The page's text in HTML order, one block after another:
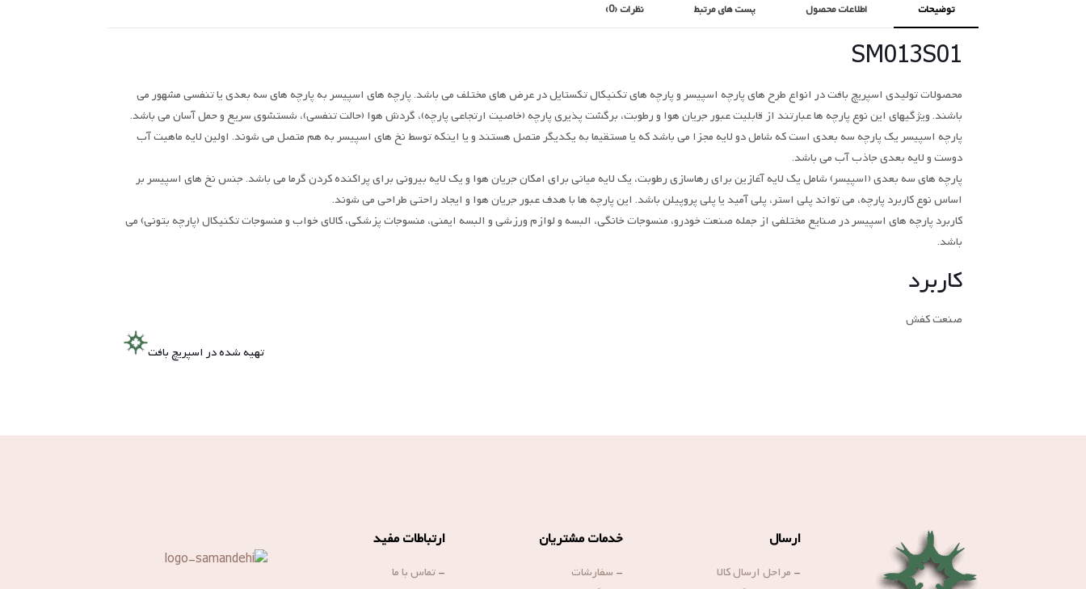
توضیحات اطلاعات محصول پست های مرتبط نظرات (0)
SM013S01
محصولات تولیدی اسپریچ بافت در انواع طرح های پارچه اسپیسر و پارچه های تکنیکال تکستایل در عرض های مختلف می باشد. پارچه های اسپیسر به پارچه های سه بعدی یا تنفسی مشهور می
باشند. ویژگیهای این نوع پارچه ها عبارتند از قابلیت عبور جریان هوا و رطوبت، برگشت پذیری پارچه (خاصیت ارتجاعی پارچه)، گردش هوا (حالت تنفسی)، شستشوی سریع و حمل آسان می باشد.
پارچه اسپیسر یک پارچه سه بعدی است که شامل دو لایه مجزا می باشد که یا مستقیما به یکدیگر متصل هستند و یا اینکه توسط نخ های اسپیسر به هم متصل می شوند. اولین لایه ماهیت آب
دوست و لایه بعدی جاذب آب می باشد.
پارچه های سه بعدی (اسپیسر) شامل یک لایه آغازین برای رهاسازی رطوبت، یک لایه میانی برای امکان جریان هوا و یک لایه بیرونی برای پراکنده کردن گرما می باشد. جنس نخ های اسپیسر بر
اساس نوع کاربرد پارچه، می تواند پلی استر، پلی آمید یا پلی پروپیلن باشد. این پارچه ها با هدف عبور جریان هوا و ایجاد راحتی طراحی می شوند.
کاربرد پارچه های اسپیسر در صنایع مختلفی از جمله صنعت خودرو، منسوجات خانگی، البسه و لوازم ورزشی و البسه ایمنی، منسوجات پزشکی، کالای خواب و منسوجات تکنیکال (پارچه بتونی) می
باشد.
کاربرد
صنعت کفش
تهیه شده در اسپریچ بافت
ارسال
- مراحل ارسال کالا
خدمات مشتریان
- سفارشات
ارتباطات مفید
-تماس با ما